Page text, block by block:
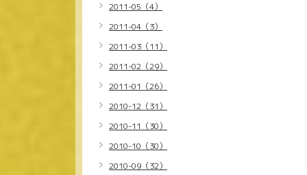
2011-05（4）
2011-04（3）
2011-03（11）
2011-02（29）
2011-01（26）
2010-12（31）
2010-11（30）
2010-10（30）
2010-09（32）